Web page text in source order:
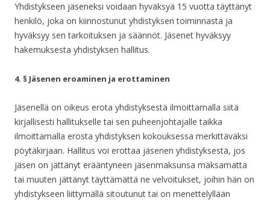
Yhdistykseen jäseneksi voidaan hyväksyä 15 vuotta täyttänyt
henkilö, joka on kiinnostunut yhdistyksen toiminnasta ja
hyväksyy sen tarkoituksen ja säännöt. Jäsenet hyväksyy
hakemuksesta yhdistyksen hallitus.
4. § Jäsenen eroaminen ja erottaminen
Jäsenellä on oikeus erota yhdistyksestä ilmoittamalla siitä
kirjallisesti hallitukselle tai sen puheenjohtajalle taikka
ilmoittamalla erosta yhdistyksen kokouksessa merkittäväksi
pöytäkirjaan. Hallitus voi erottaa jäsenen yhdistyksestä, jos
jäsen on jättänyt erääntyneen jäsenmaksunsa maksamatta
tai muuten jättänyt täyttämättä ne velvoitukset, joihin hän on
yhdistykseen liittymällä sitoutunut tai on menettelyllään